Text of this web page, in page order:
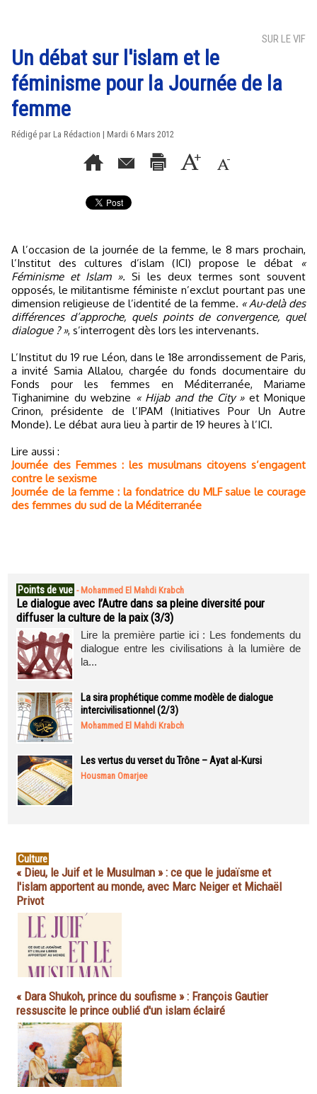
SUR LE VIF
Un débat sur l'islam et le
féminisme pour la Journée de la
femme
Rédigé par La Rédaction | Mardi 6 Mars 2012
A l’occasion de la journée de la femme, le 8 mars prochain,
l’Institut des cultures d’islam (ICI) propose le débat
«
Féminisme et Islam ». Si les deux termes sont souvent
opposés, le militantisme féministe n’exclut pourtant pas une
dimension religieuse de l’identité de la femme. « Au-delà des
différences d’approche, quels points de convergence, quel
dialogue ? », s’interrogent dès lors les intervenants.
L’Institut du 19 rue Léon, dans le 18e arrondissement de Paris,
a invité Samia Allalou, chargée du fonds documentaire du
Fonds pour les femmes en Méditerranée, Mariame
Tighanimine du webzine « Hijab and the City »et Monique
Crinon, présidente de l’IPAM (Initiatives Pour Un Autre
Monde). Le débat aura lieu à partir de 19 heures à l’ICI.
Lire aussi :
Journée des Femmes : les musulmans citoyens s’engagent
contre le sexisme
Journée de la femme : la fondatrice du MLF salue le courage
des femmes du sud de la Méditerranée
Points de vue - Mohammed El Mahdi Krabch
Le dialogue avec l’Autre dans sa pleine diversité pour
diffuser la culture de la paix (3/3)
Lire la première partie ici : Les fondements du
dialogue entre les civilisations à la lumière de
la...
La sira prophétique comme modèle de dialogue
intercivilisationnel (2/3)
Mohammed El Mahdi Krabch
Les vertus du verset du Trône – Ayat al-Kursi
Housman Omarjee
Culture
« Dieu, le Juif et le Musulman » : ce que le judaïsme et
l'islam apportent au monde, avec Marc Neiger et Michaël
Privot
« Dara Shukoh, prince du soufisme » : François Gautier
ressuscite le prince oublié d'un islam éclairé